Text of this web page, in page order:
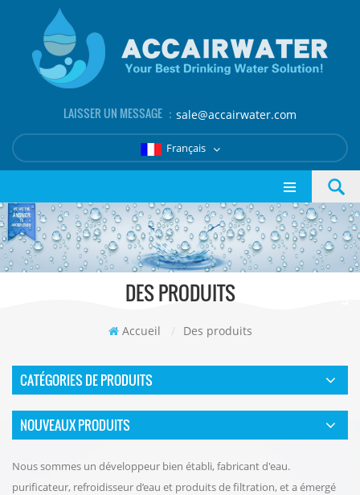
LAISSER UN MESSAGE ： sale@accairwater.com
Français
DES PRODUITS
Accueil / Des produits
CATÉGORIES DE PRODUITS
NOUVEAUX PRODUITS
Nous sommes un développeur bien établi, fabricant d'eau.
purificateur, refroidisseur d’eau et produits de filtration, et a émergé